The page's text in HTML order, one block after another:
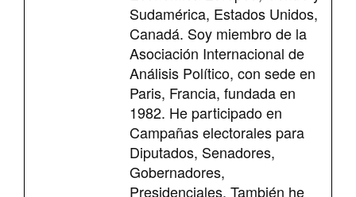
Sudamérica, Estados Unidos,
Canadá. Soy miembro de la
Asociación Internacional de
Análisis Político, con sede en
Paris, Francia, fundada en
1982. He participado en
Campañas electorales para
Diputados, Senadores,
Gobernadores,
Presidenciales. También he